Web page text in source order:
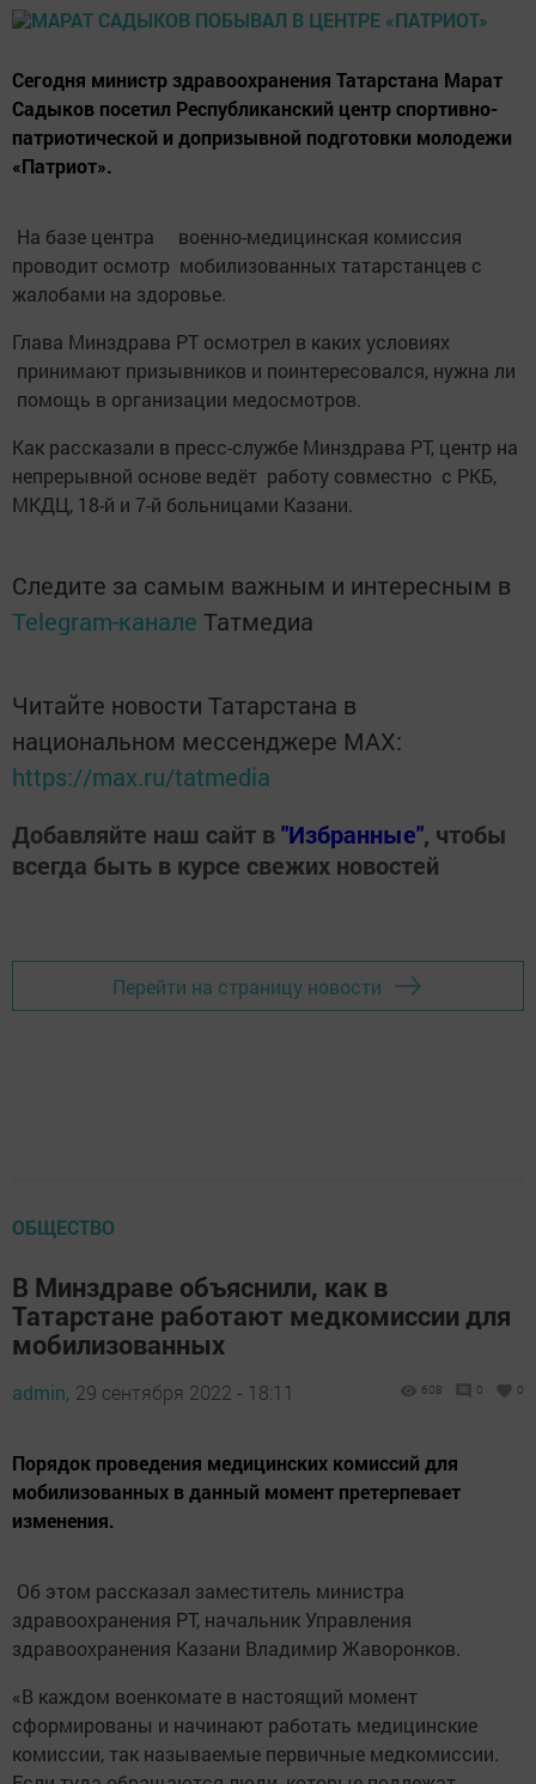
Сегодня министр здравоохранения Татарстана Марат
Садыков посетил Республиканский центр спортивно-
патриотической и допризывной подготовки молодежи
«Патриот».
На базе центра военно-медицинская комиссия
проводит осмотр мобилизованных татарстанцев с
жалобами на здоровье.
Глава Минздрава РТ осмотрел в каких условиях
принимают призывников и поинтересовался, нужна ли
помощь в организации медосмотров.
Как рассказали в пресс-службе Минздрава РТ, центр на
непрерывной основе ведёт работу совместно с РКБ,
МКДЦ, 18-й и 7-й больницами Казани.
Следите за самым важным и интересным в
Telegram-канале Татмедиа
Читайте новости Татарстана в
национальном мессенджере MАХ:
https://max.ru/tatmedia
Добавляйте наш сайт в"Избранные", чтобы
всегда быть в курсе свежих новостей
Перейти на страницу новости
ОБЩЕСТВО
В Минздраве объяснили, как в
Татарстане работают медкомиссии для
мобилизованных
admin, 29 сентября 2022 - 18:11 608 0 0
Порядок проведения медицинских комиссий для
мобилизованных в данный момент претерпевает
изменения.
Об этом рассказал заместитель министра
здравоохранения РТ, начальник Управления
здравоохранения Казани Владимир Жаворонков.
«В каждом военкомате в настоящий момент
сформированы и начинают работать медицинские
комиссии, так называемые первичные медкомиссии.